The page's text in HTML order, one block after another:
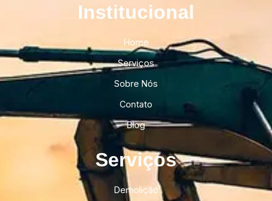
Institucional​
Home
Serviços
Sobre Nós
Contato
Blog
Serviços
Demolição